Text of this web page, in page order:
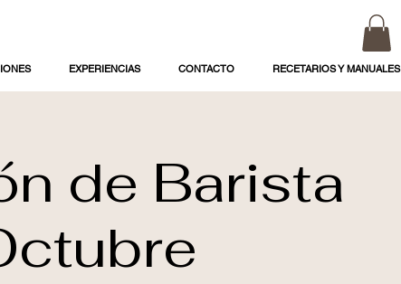
EXPERIENCIAS CONTACTO RECETARIOS Y MANUALES
de Barista